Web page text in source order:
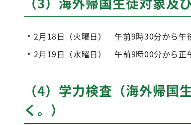
2月18日（火曜日） 午前9時30分から午
2月19日（水曜日） 午前9時00分から正
（4）学力検査（海外帰
く。）